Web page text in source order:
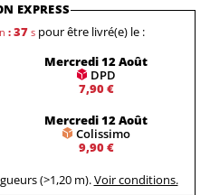
EXPRESS
: 37s pour être livré(e) le :
Mercredi 12 Août
DPD
7,90 €
Mercredi 12 Août
Colissimo
9,90 €
(>1,20 m).Voir conditions.